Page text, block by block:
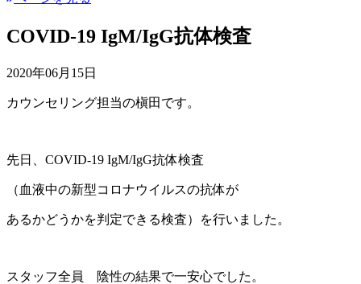
COVID-19 IgM/IgG抗体検査
2020年06月15日
カウンセリング担当の槇田です。
先日、COVID-19 IgM/IgG抗体検査
（血液中の新型コロナウイルスの抗体が
あるかどうかを判定できる検査）を行いました。
スタッフ全員 陰性の結果で一安心でした。